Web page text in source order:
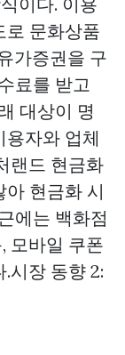
로 문화상품
가증권을 구
료를 받고
대상이 명
자와 업체
랜드 현금화
현금화 시
에는 백화점
모바일 쿠폰
시장 동향 2: